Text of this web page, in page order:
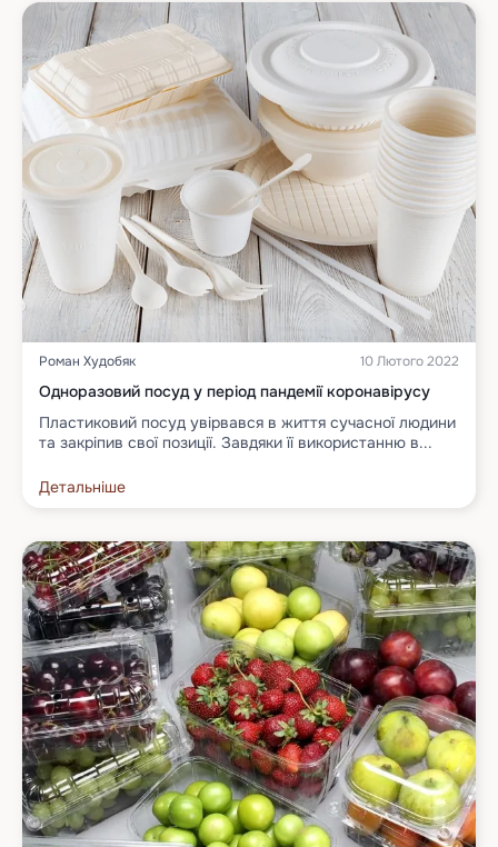
Роман Худобяк 10 Лютого 2022
Одноразовий посуд у період пандемії коронавірусу
Пластиковий посуд увірвався в життя сучасної людини
та закріпив свої позиції. Завдяки її використанню в...
Детальніше